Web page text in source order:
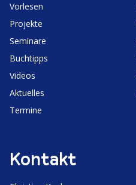
Vorlesen
Projekte
Seminare
Buchtipps
Videos
Aktuelles
Termine
Kontakt